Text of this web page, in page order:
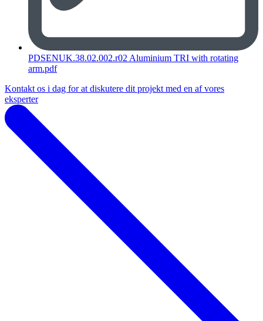
PDSENUK.38.02.002.r02 Aluminium TRI with rotating
arm.pdf
Kontakt os i dag for at diskutere dit projekt med en af vores
eksperter